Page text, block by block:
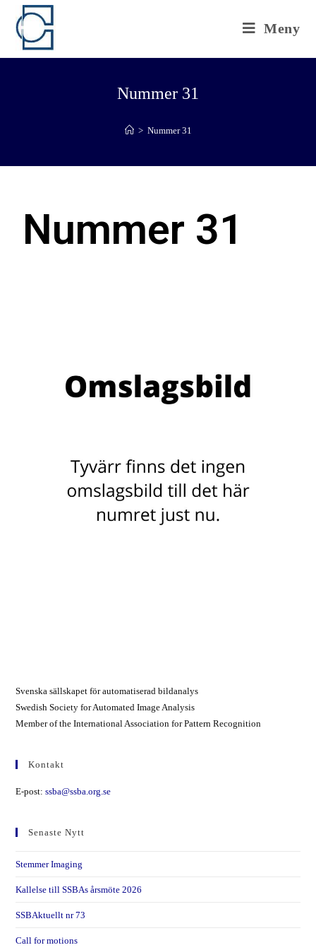
Meny
Nummer 31
> Nummer 31
Nummer 31
Svenska sällskapet för automatiserad bildanalys
Swedish Society for Automated Image Analysis
Member of the International Association for Pattern Recognition
Kontakt
E-post:ssba@ssba.org.se
Senaste Nytt
Stemmer Imaging
Kallelse till SSBAs årsmöte 2026
SSBAktuellt nr 73
Call for motions